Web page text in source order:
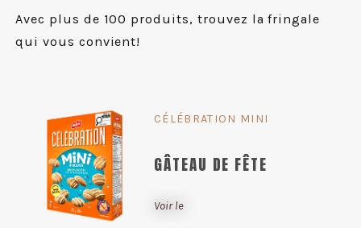
Avec plus de 100 produits, trouvez la fringale
qui vous convient!
CÉLÉBRATION MINI
GÂTEAU DE FÊTE
Voir le